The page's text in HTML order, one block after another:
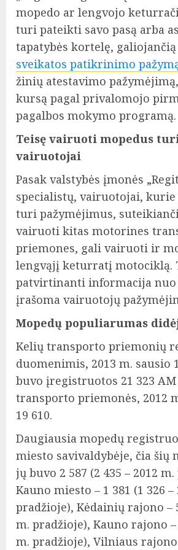
mopedo ar lengvojo
turi pateikti savo pasą arba
tapatybės kortelę,
sveikatos patikrinimo
žinių atestavimo
kursą pagal privalomojo
pagalbos mokymo programą.
Teisę vairuoti mopedus
vairuotojai
Pasak valstybės įmonės
specialistų, vairuotojai,
turi pažymėjimus,
vairuoti kitas motorines
priemones, gali vairuoti ir
lengvąjį keturratį motociklą.
patvirtinanti informacija nuo
įrašoma vairuotojų
Mopedų populiarumas
Kelių transporto priemonių
duomenimis, 2013 m. sausio
buvo įregistruotos 21 323
transporto priemonės, 2012
19 610.
Daugiausia mopedų
miesto savivaldybėje, čia šių
jų buvo 2 587 (2 435 – 2012
Kauno miesto – 1 381 (1 326 –
pradžioje), Kėdainių rajono –
m. pradžioje), Kauno rajono –
m. pradžioje), Vilniaus rajono